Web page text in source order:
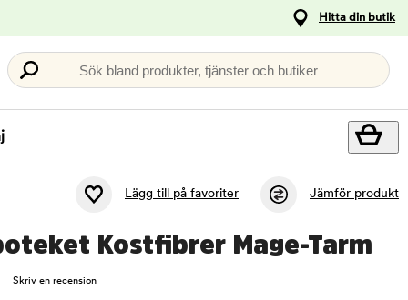
Hitta din butik
Sök bland produkter, tjänster och butiker
Lägg till på favoriter Jämför produkt
Kostfibrer Mage-Tarm
Skriv en recension